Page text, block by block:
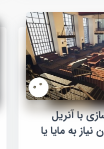
با آنریل
بدون نیاز به مایا یا